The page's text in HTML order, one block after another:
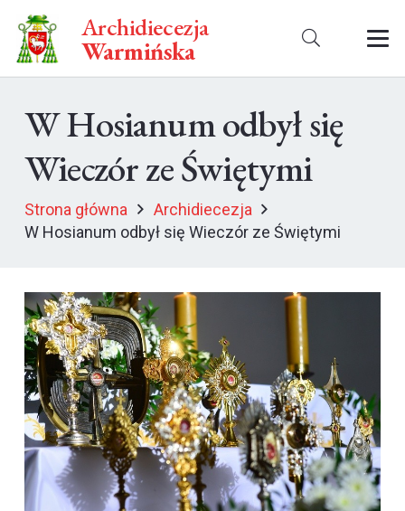
Archidiecezja
Warmińska
W Hosianum odbył się
Wieczór ze Świętymi
Strona główna
Archidiecezja
W Hosianum odbył się Wieczór ze Świętymi